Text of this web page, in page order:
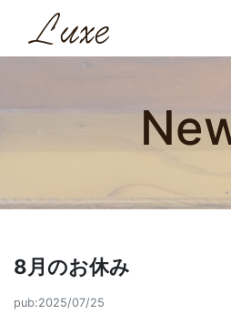
8月のお休み
pub:2025/07/25